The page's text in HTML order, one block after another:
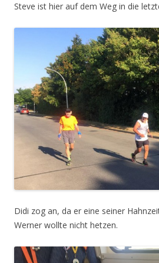
Steve ist hier auf dem Weg in die
Didi zog an, da er eine seiner
Werner wollte nicht hetzen.